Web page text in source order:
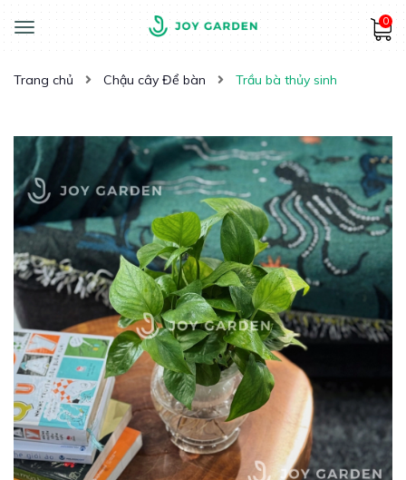
Toggle
navigation
0
Trang chủ Chậu cây Để bàn Trầu bà thủy sinh